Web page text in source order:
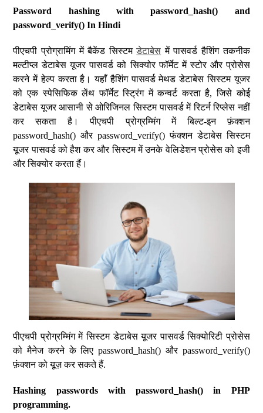
Password hashing with password_hash() and
password_verify() In Hindi
पीएचपी प्रोग्रामिंग में बैकेंड सिस्टमडेटाबेस में पासवर्ड हैशिंग तकनीक
मल्टीप्ल डेटाबेस यूजर पासवर्ड को सिक्योर फॉर्मेट में स्टोर और प्रोसेस
करने में हेल्प करता है। यहाँ हैशिंग पासवर्ड मेथड डेटाबेस सिस्टम यूजर
को एक स्पेसिफिक लेंथ फॉर्मेट स्ट्रिंग में कन्वर्ट करता है, जिसे कोई
डेटाबेस यूजर आसानी से ओरिजिनल सिस्टम पासवर्ड में रिटर्न रिप्लेस नहीं
कर सकता है। पीएचपी प्रोग्रम्मिंग में बिल्ट-इन फ़ंक्शन
password_hash() और password_verify() फंक्शन डेटाबेस सिस्टम
यूजर पासवर्ड को हैश कर और सिस्टम में उनके वेलिडेशन प्रोसेस को इजी
और सिक्योर करता हैं।
पीएचपी प्रोग्रम्मिंग में सिस्टम डेटाबेस यूजर पासवर्ड सिक्योरिटी प्रोसेस
को मैनेज करने के लिए password_hash() और password_verify()
फ़ंक्शन को यूज़ कर सकते हैं.
Hashing passwords with password_hash() in PHP
programming.